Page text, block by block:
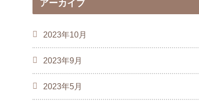
アーカイブ
2023年10月
2023年9月
2023年5月